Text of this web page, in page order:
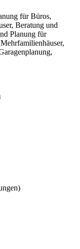
für Büros,
Beratung und
Planung für